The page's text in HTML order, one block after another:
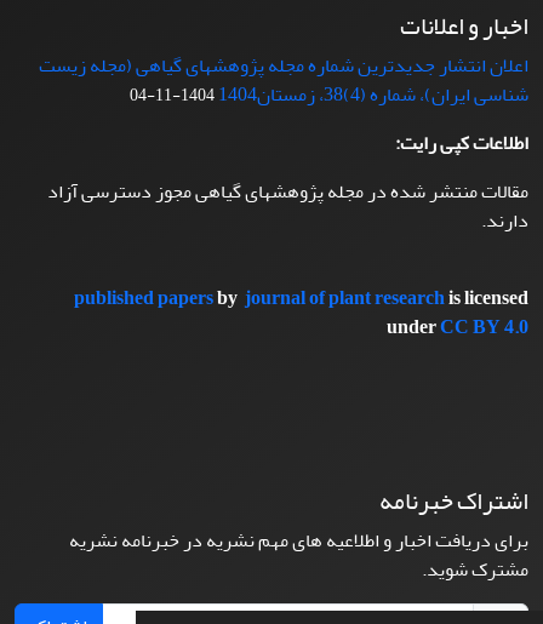
اخبار و اعلانات
اعلان انتشار جدیدترین شماره مجله پژوهشهای گیاهی (مجله زیست
شناسی ایران)، شماره (4)38، زمستان1404
1404-11-04
اطلاعات کپی رایت:
مقالات منتشر شده در مجله پژوهشهای گیاهی مجوز دسترسی آزاد
دارند.
published papersbyjournal of plant researchis licensed
underCC BY 4.0
اشتراک خبرنامه
برای دریافت اخبار و اطلاعیه های مهم نشریه در خبرنامه نشریه
مشترک شوید.